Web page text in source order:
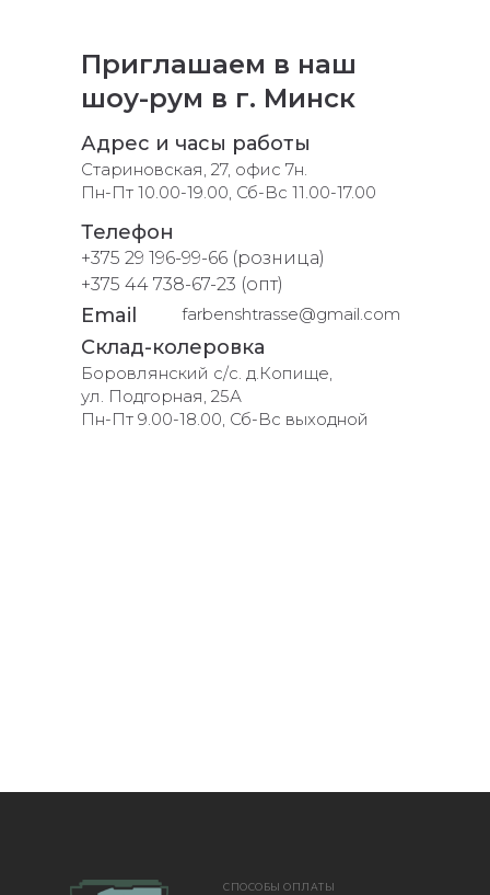
Приглашаем в наш
шоу-рум в г. Минск
Адрес и часы работы
Стариновская, 27, офис 7н.
Пн-Пт 10.00-19.00, Сб-Вс 11.00-17.00
Телефон
Email farbenshtrasse@gmail.com
Склад-колеровка
Боровлянский с/с. д.Копище,
ул. Подгорная, 25А
Пн-Пт 9.00-18.00, Сб-Вс выходной
+375 29 196-99-66 (розница)
+375 44 738-67-23 (опт)
СПОСОБЫ ОПЛАТЫ